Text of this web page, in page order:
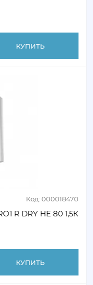
КУПИТЬ
Код: 000018470
R DRY HE 80 1,5К
КУПИТЬ